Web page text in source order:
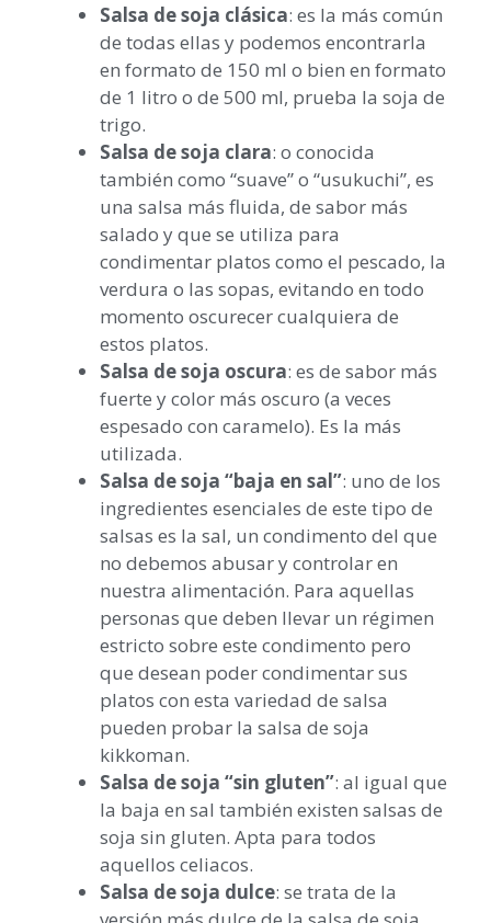
Salsa de soja clásica: es la más común
de todas ellas y podemos encontrarla
en formato de 150 ml o bien en formato
de 1 litro o de 500 ml, prueba la soja de
trigo.
Salsa de soja clara: o conocida
también como “suave” o “usukuchi”, es
una salsa más fluida, de sabor más
salado y que se utiliza para
condimentar platos como el pescado, la
verdura o las sopas, evitando en todo
momento oscurecer cualquiera de
estos platos.
Salsa de soja oscura: es de sabor más
fuerte y color más oscuro (a veces
espesado con caramelo). Es la más
utilizada.
Salsa de soja “baja en sal”: uno de los
ingredientes esenciales de este tipo de
salsas es la sal, un condimento del que
no debemos abusar y controlar en
nuestra alimentación. Para aquellas
personas que deben llevar un régimen
estricto sobre este condimento pero
que desean poder condimentar sus
platos con esta variedad de salsa
pueden probar la salsa de soja
kikkoman.
Salsa de soja “sin gluten”: al igual que
la baja en sal también existen salsas de
soja sin gluten. Apta para todos
aquellos celiacos.
Salsa de soja dulce: se trata de la